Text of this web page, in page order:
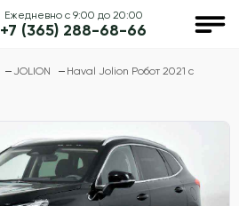
Ежедневно с 9:00 до 20:00
+7 (365) 288-68-66
JOLION
Haval Jolion Робот 2021 с